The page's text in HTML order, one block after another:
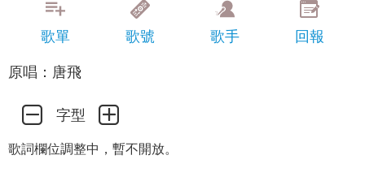
歌單 歌號 歌手
回報
原唱：唐飛
字型
歌詞欄位調整中，暫不開放。